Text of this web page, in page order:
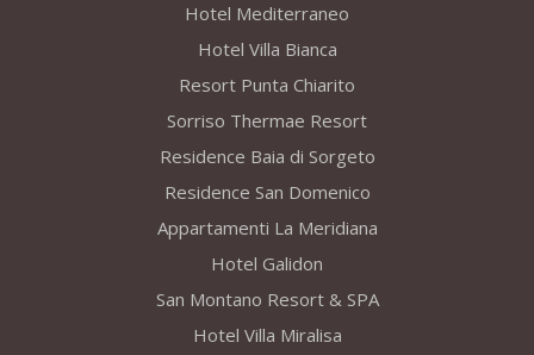
Hotel Mediterraneo
Hotel Villa Bianca
Resort Punta Chiarito
Sorriso Thermae Resort
Residence Baia di Sorgeto
Residence San Domenico
Appartamenti La Meridiana
Hotel Galidon
San Montano Resort & SPA
Hotel Villa Miralisa